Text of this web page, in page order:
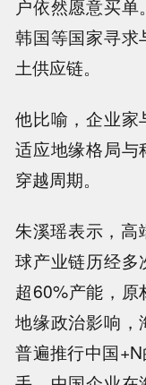
户依然愿意买
韩国等国家寻求
土供应链。
他比喻，企业家
适应地缘格局与
穿越周期。
朱溪瑶表示，高
球产业链历经
超60%产能，
地缘政治影响，
普遍推行中国